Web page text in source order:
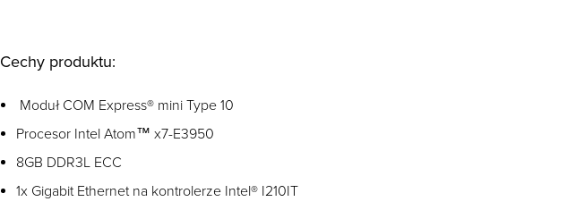
Cechy produktu:
Moduł COM Express® mini Type 10
Procesor Intel Atom™ x7-E3950
8GB DDR3L ECC
1x Gigabit Ethernet na kontrolerze Intel® I210IT